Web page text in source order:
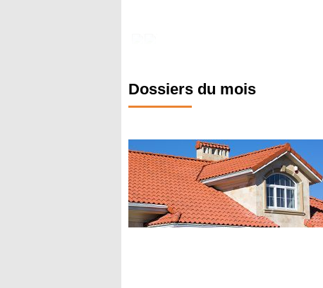
Dossiers du mois